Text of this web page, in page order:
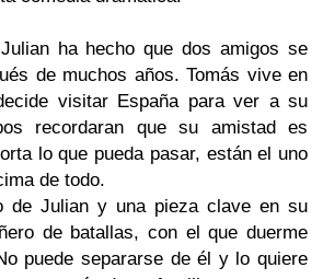
ha hecho que dos amigos se
de muchos años. Tomás vive en
visitar España para ver a su
recordaran que su amistad es
lo que pueda pasar, están el uno
de todo.
de Julian y una pieza clave en su
de batallas, con el que duerme
puede separarse de él y lo quiere